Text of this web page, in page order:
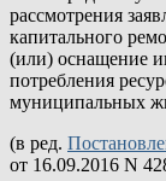
рассмотрения
капитального
(или) оснащение
потребления
муниципальных
(в ред.
от 16.09.2016 N